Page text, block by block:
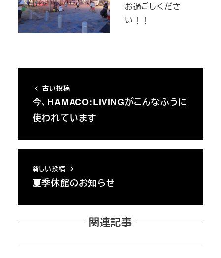
お過ごしくださ
い！！
古い投稿
今、HAMACO:LIVINGがこんなふうに
使われています
新しい投稿
夏季休館のお知らせ
関連記事